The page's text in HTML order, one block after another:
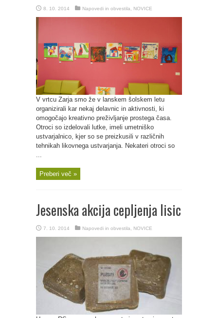
8. 10. 2014 Napovedi in obvestila NOVICE
V vrtcu Zarja smo že v lanskem šolskem letu
organizirali kar nekaj delavnic in aktivnosti, ki
omogočajo kreativno preživljanje prostega časa.
Otroci so izdelovali lutke, imeli umetniško
ustvarjalnico, kjer so se preizkusili v različnih
tehnikah likovnega ustvarjanja. Nekateri otroci so
...
Preberi več »
Jesenska akcija cepljenja lisic
7. 10. 2014 Napovedi in obvestila NOVICE